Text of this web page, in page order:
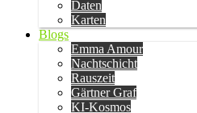
Daten
Karten
Blogs
Emma Amour
Nachtschicht
Rauszeit
Gärtner Graf
KI-Kosmos